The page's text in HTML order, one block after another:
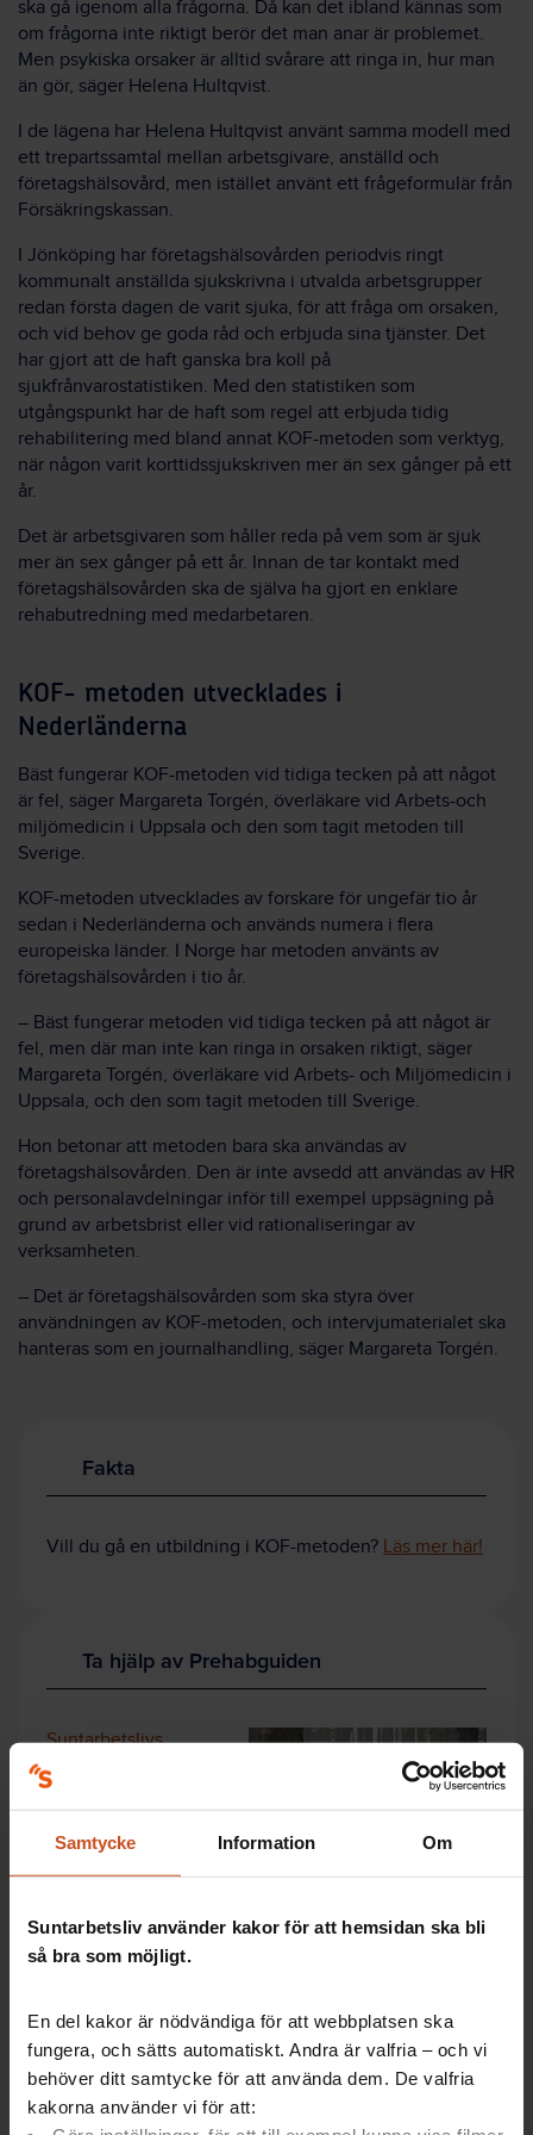
Samtycke Information Om
Suntarbetsliv använder kakor för att hemsidan ska bli
så bra som möjligt.
En del kakor är nödvändiga för att webbplatsen ska
fungera, och sätts automatiskt. Andra är valfria – och vi
behöver ditt samtycke för att använda dem. De valfria
kakorna använder vi för att:
ska gå igenom alla frågorna. Då kan det ibland kännas som
om frågorna inte riktigt berör det man anar är problemet.
Men psykiska orsaker är alltid svårare att ringa in, hur man
än gör, säger Helena Hultqvist.
I de lägena har Helena Hultqvist använt samma modell med
ett trepartssamtal mellan arbetsgivare, anställd och
företagshälsovård, men istället använt ett frågeformulär från
Försäkringskassan.
I Jönköping har företagshälsovården periodvis ringt
kommunalt anställda sjukskrivna i utvalda arbetsgrupper
redan första dagen de varit sjuka, för att fråga om orsaken,
och vid behov ge goda råd och erbjuda sina tjänster. Det
har gjort att de haft ganska bra koll på
sjukfrånvarostatistiken. Med den statistiken som
utgångspunkt har de haft som regel att erbjuda tidig
rehabilitering med bland annat KOF-metoden som verktyg,
när någon varit korttidssjukskriven mer än sex gånger på ett
år.
Det är arbetsgivaren som håller reda på vem som är sjuk
mer än sex gånger på ett år. Innan de tar kontakt med
företagshälsovården ska de själva ha gjort en enklare
rehabutredning med medarbetaren.
KOF- metoden utvecklades i
Nederländerna
Bäst fungerar KOF-metoden vid tidiga tecken på att något
är fel, säger Margareta Torgén, överläkare vid Arbets-och
miljömedicin i Uppsala och den som tagit metoden till
Sverige.
KOF-metoden utvecklades av forskare för ungefär tio år
sedan i Nederländerna och används numera i flera
europeiska länder. I Norge har metoden använts av
företagshälsovården i tio år.
– Bäst fungerar metoden vid tidiga tecken på att något är
fel, men där man inte kan ringa in orsaken riktigt, säger
Margareta Torgén, överläkare vid Arbets- och Miljömedicin i
Uppsala, och den som tagit metoden till Sverige.
Hon betonar att metoden bara ska användas av
företagshälsovården. Den är inte avsedd att användas av HR
och personalavdelningar inför till exempel uppsägning på
grund av arbetsbrist eller vid rationaliseringar av
verksamheten.
– Det är företagshälsovården som ska styra över
användningen av KOF-metoden, och intervjumaterialet ska
hanteras som en journalhandling, säger Margareta Torgén.
Fakta
Vill du gå en utbildning i KOF-metoden? Läs mer här!
Ta hjälp av Prehabguiden
Suntarbetslivs
verktyg
Prehabguiden
vägleder i hela
processen vid
arbetsanpassning
Verktyget vänder sig
tillchefer och
Börja utforska verktyget här!
Exempel ur Prehabguiden:
Gör ett test med 19 frågor